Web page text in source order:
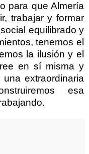
para que Almería
trabajar y formar
equilibrado y
tenemos el
la ilusión y el
en sí misma y
extraordinaria
esa